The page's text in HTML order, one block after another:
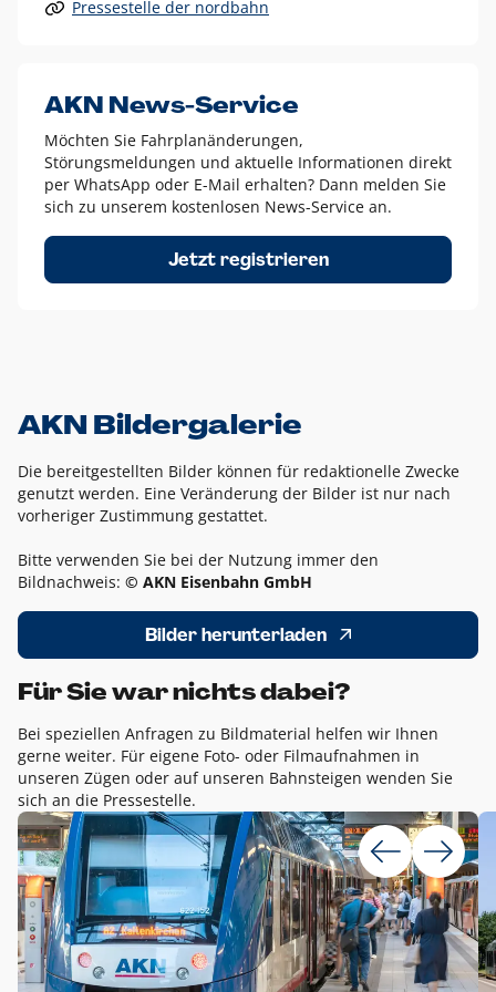
Alle anderen Logo-Varianten dürfen nur in Ausnahmefällen
Diese Ausnahmen sind zum Beispiel:
dem AKN Blau,
weißes Logo auf Fotohintergründen,
schwarzes Logo für reine Schwarz-Weiß-Umsetzungen
Um das Logo herum muss ein Schutzraum von jeweils einer
Höhe bzw. Breite des N aus AKN in alle Richtungen
Pressestelle der nordbahn
AKN News-Service
Möchten Sie Fahrplanänderungen,
Störungsmeldungen und aktuelle Informationen direkt
per WhatsApp oder E-Mail erhalten? Dann melden Sie
sich zu unserem kostenlosen News-Service an.
Jetzt registrieren
AKN Bildergalerie
Die bereitgestellten Bilder können für redaktionelle Zwecke
genutzt werden. Eine Veränderung der Bilder ist nur nach
vorheriger Zustimmung gestattet.
Bitte verwenden Sie bei der Nutzung immer den
Bildnachweis: © AKN Eisenbahn GmbH
Bilder herunterladen
Für Sie war nichts dabei?
Bei speziellen Anfragen zu Bildmaterial helfen wir Ihnen
gerne weiter. Für eigene Foto- oder Filmaufnahmen in
unseren Zügen oder auf unseren Bahnsteigen wenden Sie
sich an die Pressestelle.